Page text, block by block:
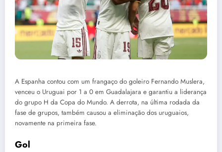
A Espanha contou com um frangaço do goleiro Fernando Muslera,
venceu o Uruguai por 1 a 0 em Guadalajara e garantiu a liderança
do grupo H da Copa do Mundo. A derrota, na última rodada da
fase de grupos, também causou a eliminação dos uruguaios,
novamente na primeira fase.
Gol